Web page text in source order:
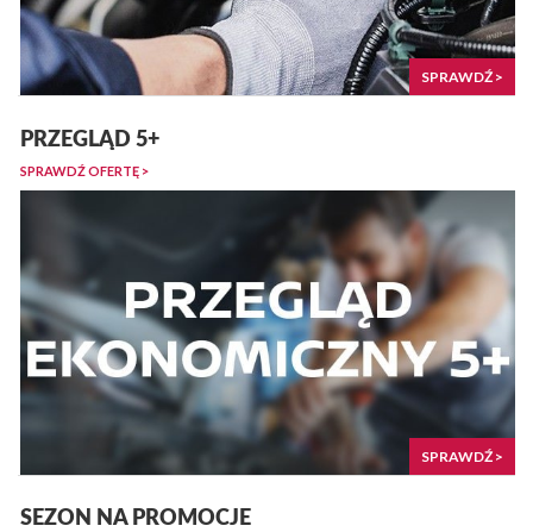
SPRAWDŹ >
PRZEGLĄD 5+
SPRAWDŹ OFERTĘ >
SPRAWDŹ >
SEZON NA PROMOCJE